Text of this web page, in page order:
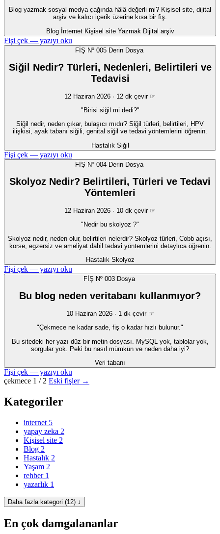
Blog yazmak sosyal medya çağında hâlâ değerli mi? Kişisel site, dijital
arşiv ve kalıcı içerik üzerine kısa bir fiş.
Blog İnternet Kişisel site Yazmak Dijital arşiv
Fişi çek — yazıyı oku
FİŞ Nº 005 Derin Dosya
Siğil Nedir? Türleri, Nedenleri, Belirtileri ve
Tedavisi
12 Haziran 2026 · 12 dk çevir ☞
"Birisi siğil mi dedi?"
Siğil nedir, neden çıkar, bulaşıcı mıdır? Siğil türleri, belirtileri, HPV
ilişkisi, ayak tabanı siğili, genital siğil ve tedavi yöntemlerini öğrenin.
Hastalık Siğil
Fişi çek — yazıyı oku
FİŞ Nº 004 Derin Dosya
Skolyoz Nedir? Belirtileri, Türleri ve Tedavi
Yöntemleri
12 Haziran 2026 · 10 dk çevir ☞
"Nedir bu skolyoz ?"
Skolyoz nedir, neden olur, belirtileri nelerdir? Skolyoz türleri, Cobb açısı,
korse, egzersiz ve ameliyat dahil tedavi yöntemlerini detaylıca öğrenin.
Hastalık Skolyoz
Fişi çek — yazıyı oku
FİŞ Nº 003 Dosya
Bu blog neden veritabanı kullanmıyor?
10 Haziran 2026 · 1 dk çevir ☞
"Çekmece ne kadar sade, fiş o kadar hızlı bulunur."
Bu sitedeki her yazı düz bir metin dosyası. MySQL yok, tablolar yok,
sorgular yok. Peki bu nasıl mümkün ve neden daha iyi?
Veri tabanı
Fişi çek — yazıyı oku
çekmece 1 / 2 Eski fişler →
Kategoriler
internet 5
yapay zeka 2
Kişisel site 2
Blog 2
Hastalık 2
Yaşam 2
rehber 1
yazarlık 1
Daha fazla kategori (12) ↓
En çok damgalananlar